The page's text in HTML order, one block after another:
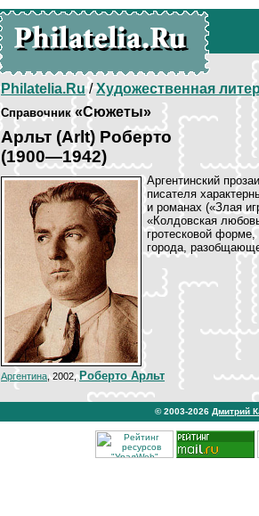
Philatelia.Ru/Художественная
Справочник«Сюжеты»
Арльт (Arlt) Роберто
(1900—1942)
Аргентинский
писателя
и романах («Злая
«Колдовская
гротесковой форме,
города,
Аргентина, 2002,Роберто Арльт
© 2003-2026 Дмитрий